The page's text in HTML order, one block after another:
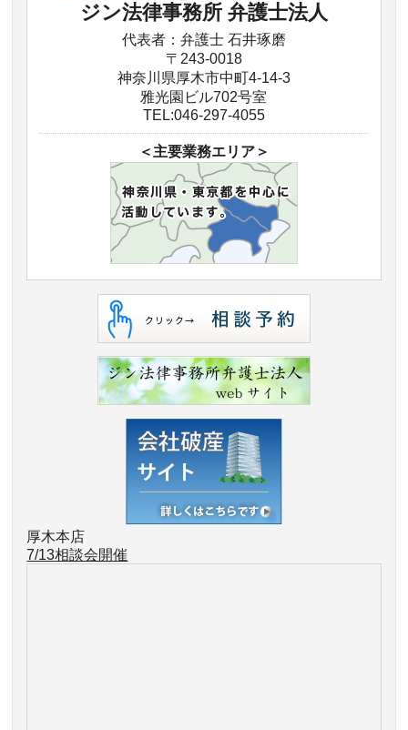
ジン法律事務所 弁護士法人
代表者：弁護士 石井琢磨
〒243-0018
神奈川県厚木市中町4-14-3
雅光園ビル702号室
TEL:046-297-4055
＜主要業務エリア＞
厚木本店
7/13相談会開催